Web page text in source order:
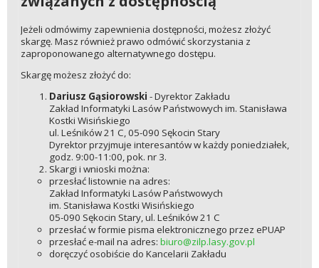
Jeżeli odmówimy zapewnienia dostępności, możesz złożyć
skargę. Masz również prawo odmówić skorzystania z
zaproponowanego alternatywnego dostępu.
Skargę możesz złożyć do:
Dariusz Gąsiorowski - Dyrektor Zakładu
Zakład Informatyki Lasów Państwowych im. Stanisława
Kostki Wisińskiego
ul. Leśników 21 C, 05-090 Sękocin Stary
Dyrektor przyjmuje interesantów w każdy poniedziałek,
godz. 9:00-11:00, pok. nr 3.
Skargi i wnioski można:
przesłać listownie na adres:
Zakład Informatyki Lasów Państwowych
im. Stanisława Kostki Wisińskiego
05-090 Sękocin Stary, ul. Leśników 21 C
przesłać w formie pisma elektronicznego przez ePUAP
przesłać e-mail na adres: biuro@zilp.lasy.gov.pl
doręczyć osobiście do Kancelarii Zakładu